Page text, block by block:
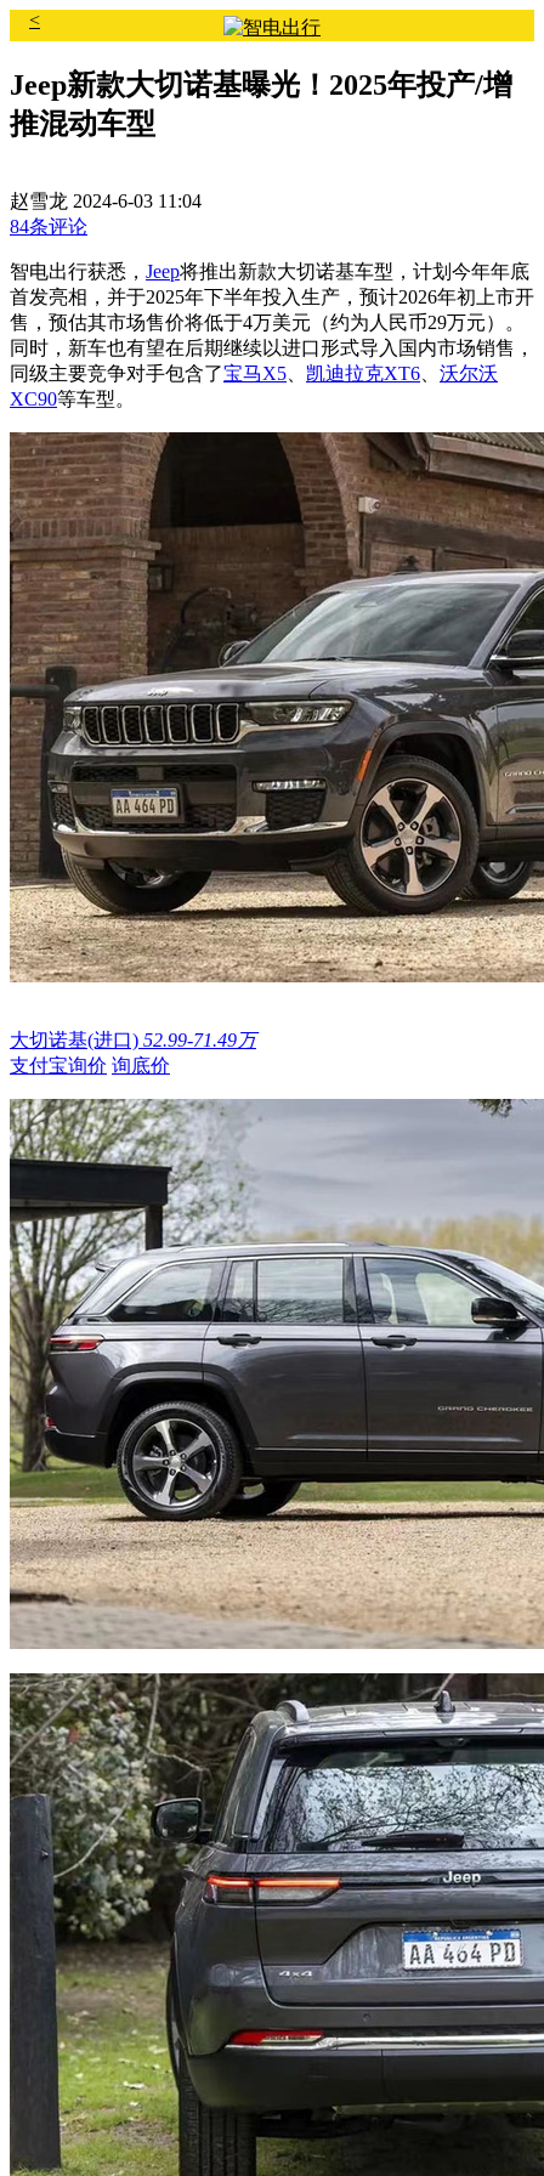
<
Jeep新款大切诺基曝光！2025年投产/增
推混动车型
赵雪龙 2024-6-03 11:04
84条评论
智电出行获悉， Jeep将推出新款大切诺基车型，计划今年年底
首发亮相，并于2025年下半年投入生产，预计2026年初上市开
售，预估其市场售价将低于4万美元（约为人民币29万元）。
同时，新车也有望在后期继续以进口形式导入国内市场销售，
同级主要竞争对手包含了宝马X5 凯迪拉克XT6
沃尔沃
XC90等车型。
大切诺基(进口) 52.99-71.49万
支付宝询价 询底价